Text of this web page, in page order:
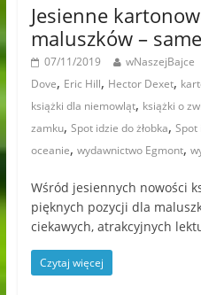
Jesienne
maluszków –
07/11/2019 wNaszejBajce
Dove, Eric Hill, Hector Dexet,
książki dla niemowląt, książki o
zamku, Spot idzie do żłobka, Spot
oceanie, wydawnictwo Egmont,
Wśród jesiennych nowości
pięknych pozycji dla
ciekawych, atrakcyjnych
Czytaj więcej